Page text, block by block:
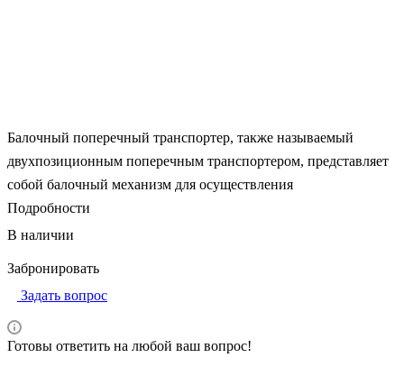
Балочный поперечный транспортер, также называемый
двухпозиционным поперечным транспортером, представляет
собой балочный механизм для осуществления
Подробности
В наличии
Забронировать
Задать вопрос
Готовы ответить на любой ваш вопрос!